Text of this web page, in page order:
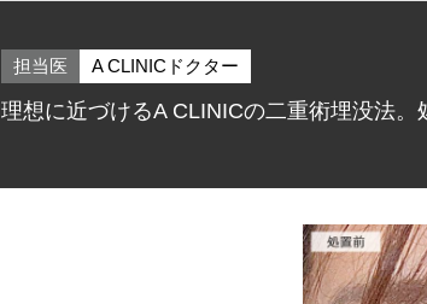
担当医 A CLINICドクター
理想に近づけるA CLINICの二重術埋没法